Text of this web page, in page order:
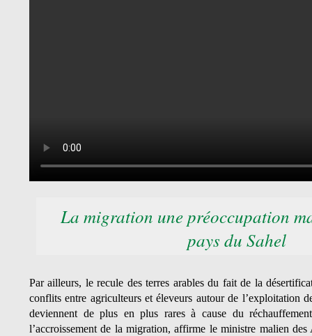
La migration une préoccupation
pays du Sahel
Par ailleurs, le recule des terres arables du fait de la
conflits entre agriculteurs et éleveurs autour de l’exploitation
deviennent de plus en plus rares à cause du
l’accroissement de la migration, affirme le ministre malien